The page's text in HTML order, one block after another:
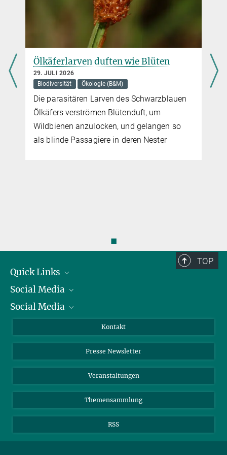
Hilfsbereite und tolerante Papageien
wird und helfen Artgenossen auch ohne sofortige Gegenleistung
mehr
Blüten
Schwarzblauen
gelangen so
Nester
Gabelschwanzmöwen – Jäger
18. JUNI 2026
Biodiversität
Verhaltensbiologie
Wissenschaftler erforschen auf
Galapagos das nächtliche Jagd-
Kommunikationsverhalten der
◼
TOP
Quick Links
Präsident
Zahlen und Fakten
Social Media
Bluesky
TikTok
Social Media
Instagram
YouTube
Kontakt
Presse Newsletter
Veranstaltungen
Themensammlung
RSS